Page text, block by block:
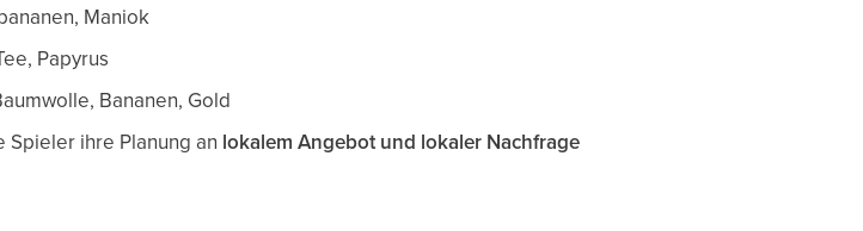
Maniok
Papyrus
Bananen, Gold
ihre Planung an lokalem Angebot und lokaler Nachfrage